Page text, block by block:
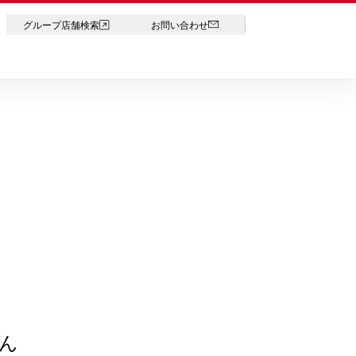
グループ店舗検索 お問い合わせ